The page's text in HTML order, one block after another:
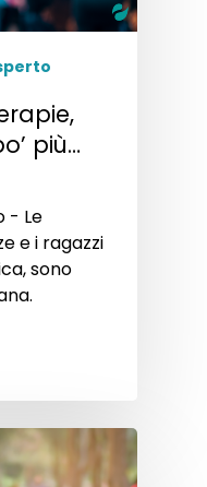
più…
- Le
e i ragazzi
sono